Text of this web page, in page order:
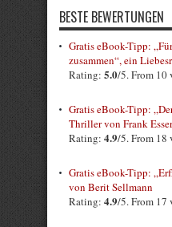
BESTE BEWERTUNGEN
Gratis eBook-Tipp:
zusammen“, ein
Rating: 5.0/5. From 10
Gratis eBook-Tipp:
Thriller von Frank Esser
Rating: 4.9/5. From 18
Gratis eBook-Tipp:
von Berit Sellmann
Rating: 4.9/5. From 17